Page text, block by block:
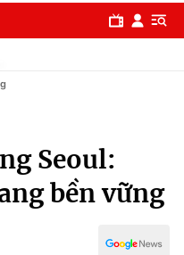
Seoul:
bền vững